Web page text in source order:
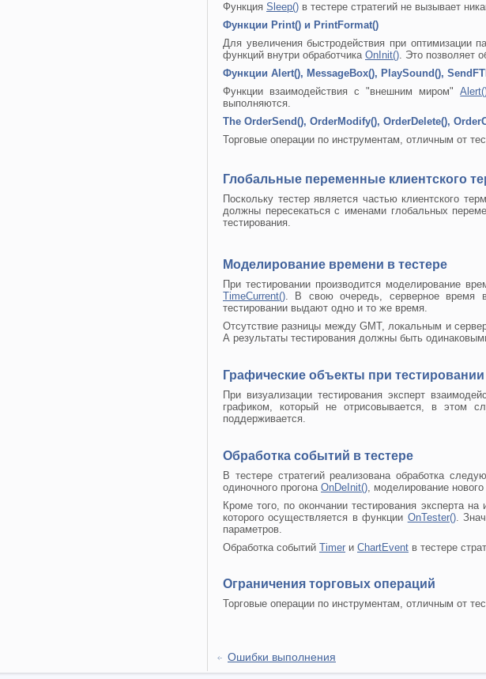
Функция Sleep() в тестере стратегий не вызывает
Функции Print() и PrintFormat()
Для увеличения быстродействия при оптимизации
функций внутри обработчика OnInit(). Это позволяет
Функции Alert(), MessageBox(), PlaySound(),
Функции взаимодействия с "внешним миром"
выполняются.
The OrderSend(), OrderModify(), OrderDelete(),
Торговые операции по инструментам, отличным от
Глобальные переменные клиентского
Поскольку тестер является частью клиентского
должны пересекаться с именами глобальных
тестирования.
Моделирование времени в тестере
При тестировании производится моделирование
TimeCurrent(). В свою очередь, серверное время
тестировании выдают одно и то же время.
Отсутствие разницы между GMT, локальным и
А результаты тестирования должны быть
Графические объекты при тестировании
При визуализации тестирования эксперт
графиком, который не отрисовывается, в этом
поддерживается.
Обработка событий в тестере
В тестере стратегий реализована обработка
одиночного прогона OnDeInit(), моделирование нового
Кроме того, по окончании тестирования эксперта
которого осуществляется в функции OnTester().
параметров.
Обработка событий Timer и ChartEvent в тестере
Ограничения торговых операций
Торговые операции по инструментам, отличным от
Ошибки выполнения